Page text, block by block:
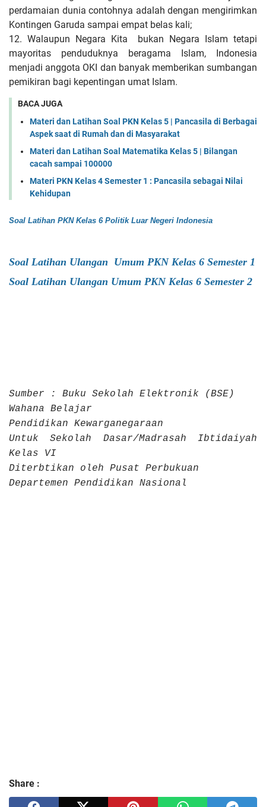
perdamaian dunia contohnya adalah dengan mengirimkan
Kontingen Garuda sampai empat belas kali;
12. Walaupun Negara Kita bukan Negara Islam tetapi
mayoritas penduduknya beragama Islam, Indonesia
menjadi anggota OKI dan banyak memberikan sumbangan
pemikiran bagi kepentingan umat Islam.
BACA JUGA
Materi dan Latihan Soal PKN Kelas 5 | Pancasila di Berbagai
Aspek saat di Rumah dan di Masyarakat
Materi dan Latihan Soal Matematika Kelas 5 | Bilangan
cacah sampai 100000
Materi PKN Kelas 4 Semester 1 : Pancasila sebagai Nilai
Kehidupan
Soal Latihan PKN Kelas 6 Politik Luar Negeri Indonesia
Soal Latihan Ulangan Umum PKN Kelas 6 Semester 1
Soal Latihan Ulangan Umum PKN Kelas 6 Semester 2
Sumber : Buku Sekolah Elektronik (BSE)
Wahana Belajar
Pendidikan Kewarganegaraan
Untuk Sekolah Dasar/Madrasah Ibtidaiyah
Kelas VI
Diterbtikan oleh Pusat Perbukuan
Departemen Pendidikan Nasional
Share :